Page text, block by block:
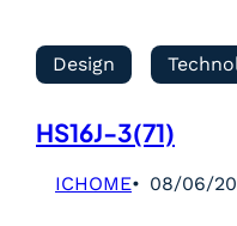
Design
HS16J-3(71)
ICHOME 08/06/